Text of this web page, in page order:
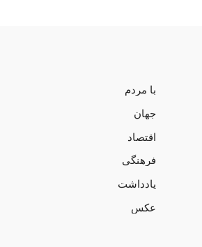
با مردم
جهان
اقتصاد
فرهنگی
یادداشت
عکس